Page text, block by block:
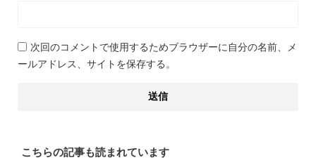
次回のコメントで使用するためブラウザーに自分の名前、メ
ールアドレス、サイトを保存する。
こちらの記事も読まれています